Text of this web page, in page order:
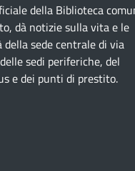
della Biblioteca
dà notizie sulla vita e le
sede centrale di via
sedi periferiche, del
e dei punti di prestito.